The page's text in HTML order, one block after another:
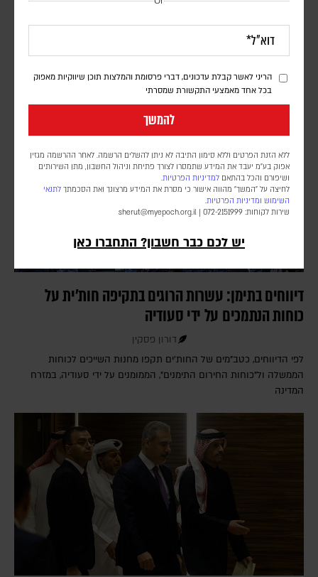
הריני לאשר קבלת עדכונים, דברי פרסומת והמלצות תוכן שיווקיות מאפוק
בכל אחד מאמצעי התקשורת שמסרתי
להמשך
ללא הזנת הפרטים וללא סימון התיבה לא ניתן להשלים הרשמה. לאחר ההרשמה מגזין
אפוק בע״מ יעבד את המידע שתמסרו לצורך פתיחת וניהול החשבון, מתן השירותים
ושיפורם והכל בהתאם למדיניות הפרטיות.
לחיצה על "המשך" מהווה אישור כי מסרת את המידע מרצונך ואת הסכמתך לתנאי
השימוש ומדיניות הפרטיות.
שירות לקוחות: 072-2151999 |
sherut@myepoch.org.il
יש לכם כבר חשבון? התחברו כאן
לפי סוכנות הידיעות בלומברג, סימולטור מלחמה שערך הפנטגון בחודש יולי
2025, התריע מפני תלות מסוכנת באלומיניום בטוהר גבוה. התקיפות
במפרץ הפכו את התרחיש התיאורטי למשבר אספקה ממשי
דיווחים בתימן: עשרות הרוגים בתקיפה חות'ית על
כוחות הנתמכים על ידי סעודיה
דורון פסקין
לפי הדיווחים, כטב"מים של החות'ים תקפו מחנות השייכים לכוחות
הממשלה ול"כוחות החירום התימנים", הממומנים על ידי סעודיה, במזרח
המדינה